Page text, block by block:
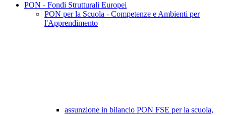
PON - Fondi Strutturali Europei
PON per la Scuola - Competenze e Ambienti per
l'Apprendimento
assunzione in bilancio PON FSE per la scuola,